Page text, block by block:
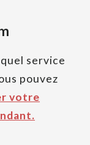
service
pouvez
votre